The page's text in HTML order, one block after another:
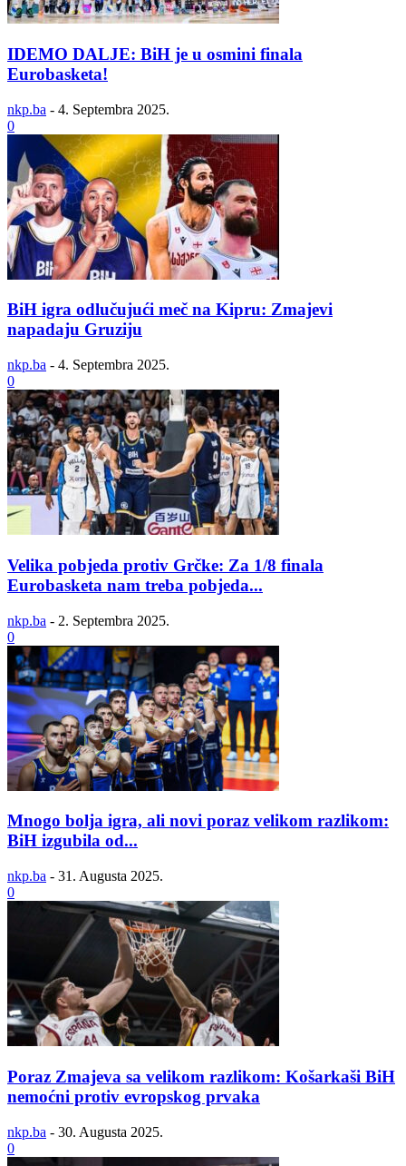
IDEMO DALJE: BiH je u osmini finala
Eurobasketa!
nkp.ba - 4. Septembra 2025.
0
BiH igra odlučujući meč na Kipru: Zmajevi
napadaju Gruziju
nkp.ba - 4. Septembra 2025.
0
Velika pobjeda protiv Grčke: Za 1/8 finala
Eurobasketa nam treba pobjeda...
nkp.ba - 2. Septembra 2025.
0
Mnogo bolja igra, ali novi poraz velikom razlikom:
BiH izgubila od...
nkp.ba - 31. Augusta 2025.
0
Poraz Zmajeva sa velikom razlikom: Košarkaši BiH
nemoćni protiv evropskog prvaka
nkp.ba - 30. Augusta 2025.
0